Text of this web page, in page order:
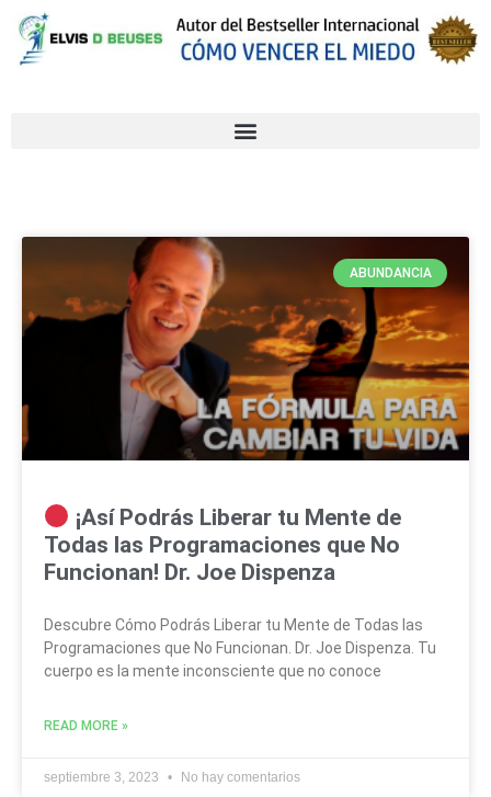
ABUNDANCIA
¡Así Podrás Liberar tu Mente de
Todas las Programaciones que No
Funcionan! Dr. Joe Dispenza
Descubre Cómo Podrás Liberar tu Mente de Todas las
Programaciones que No Funcionan. Dr. Joe Dispenza. Tu
cuerpo es la mente inconsciente que no conoce
READ MORE »
septiembre 3, 2023 No hay comentarios